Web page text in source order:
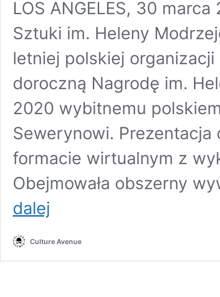
LOS ANGELES, 30
Sztuki im. Heleny
letniej polskiej
doroczną Nagrodę im.
2020 wybitnemu
Sewerynowi. Prezentacja
formacie wirtualnym z
Obejmowała obszerny
dalej
im. Heleny
w Los
Culture Avenue